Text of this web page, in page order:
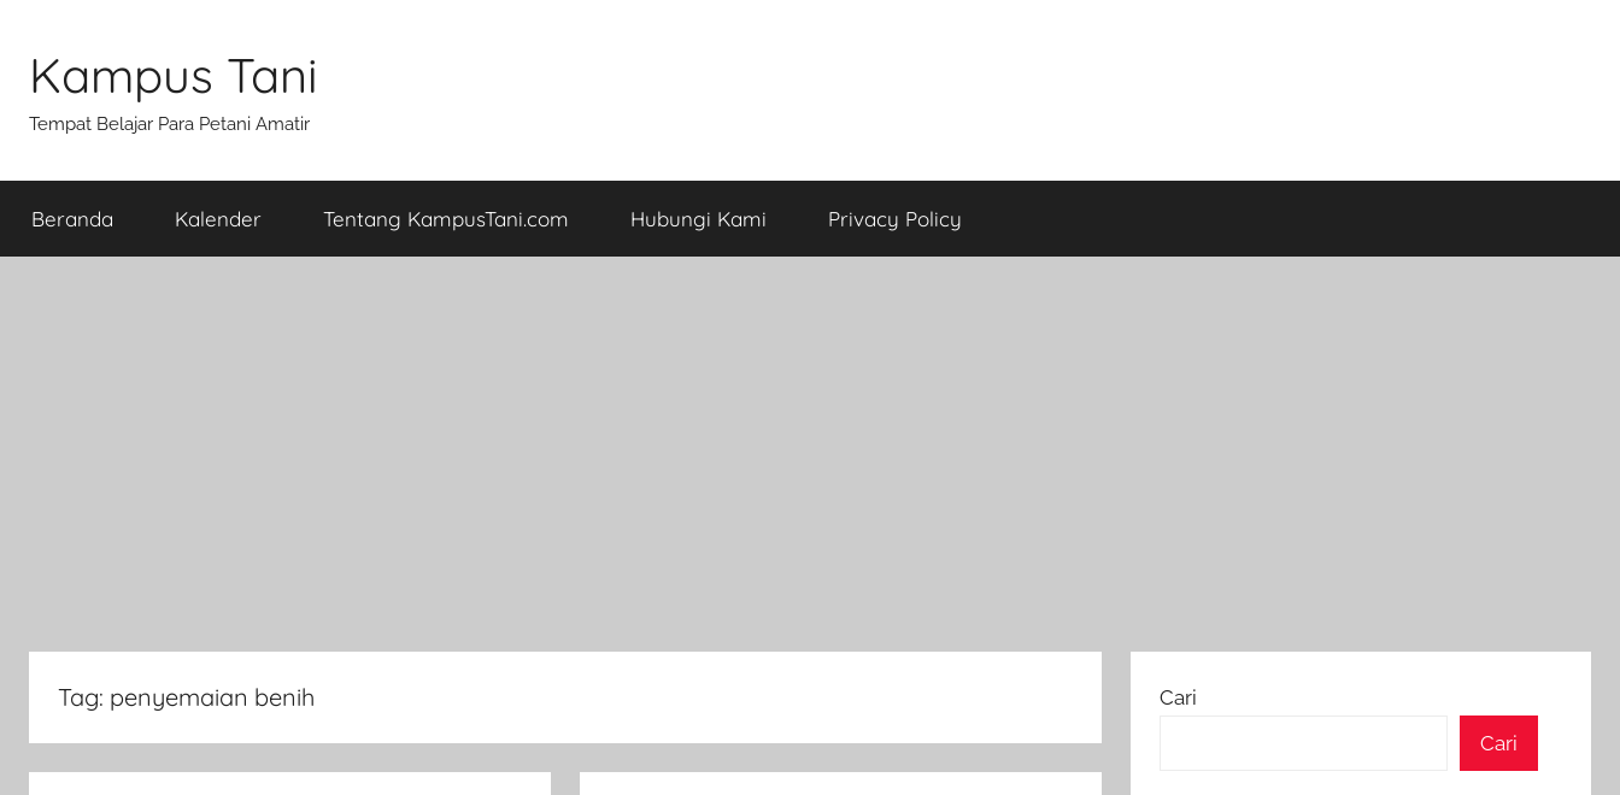
content
Kampus Tani
Tempat Belajar Para Petani Amatir
Beranda Kalender Tentang KampusTani.com Hubungi Kami Privacy Policy
Tag: penyemaian benih
Cari
Cari